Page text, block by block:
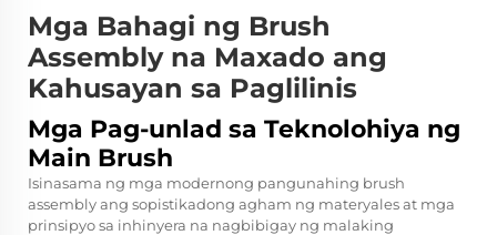
Mga Bahagi ng Brush
Assembly na Maxado ang
Kahusayan sa Paglilinis
Mga Pag-unlad sa Teknolohiya ng
Main Brush
Isinasama ng mga modernong pangunahing brush
assembly ang sopistikadong agham ng materyales at mga
prinsipyo sa inhinyera na nagbibigay ng malaking